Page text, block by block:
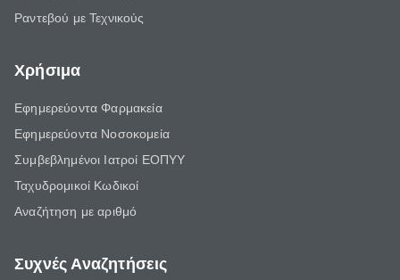
Ραντεβού με Τεχνικούς
Χρήσιμα
Εφημερεύοντα Φαρμακεία
Εφημερεύοντα Νοσοκομεία
Συμβεβλημένοι Ιατροί ΕΟΠΥΥ
Ταχυδρομικοί Κωδικοί
Αναζήτηση με αριθμό
Συχνές Αναζητήσεις